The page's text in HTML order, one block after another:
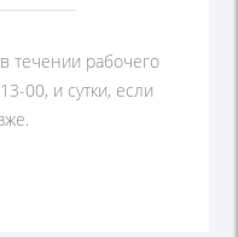
течении рабочего
00, и сутки, если